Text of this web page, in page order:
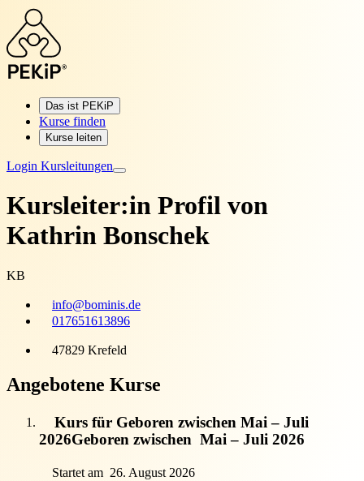
Das ist PEKiP
Kurse finden
Kurse leiten
Login Kursleitungen
Kursleiter:in Profil von
Kathrin Bonschek
KB
info@bominis.de
017651613896
47829 Krefeld
Angebotene Kurse
Kurs für Geboren zwischen Mai – Juli
2026Geboren zwischen Mai – Juli 2026
Startet am 26. August 2026